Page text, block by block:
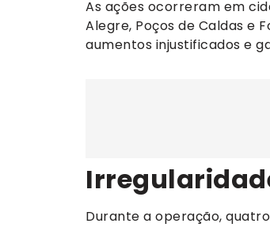
As ações ocorreram em
Alegre, Poços de Caldas e
aumentos injustificados e
Durante a operação,